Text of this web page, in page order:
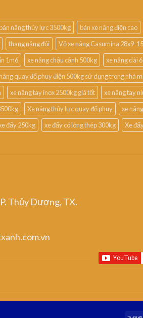
nâng thủy lực 3500kg bán xe nâng điện cao
thang nâng đôi Vỏ xe nâng Casumina 28x9-
1m6 xe nâng chậu cảnh 500kg xe nâng dài
quay đổ phuy điện 500kg sử dụng trong nhà
xe nâng tay inox 2500kg giá tốt
xe nâng tay
Xe nâng thủy lực quay đổ phuy
xe
đẩy 250kg xe đẩy có lòng thép 300kg Xe
Thủy Dương, TX.